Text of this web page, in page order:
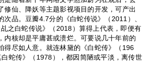
修仙、降妖等主题影视项目的开发，可产出
次品。豆瓣4.7分的《白蛇传说》（2011）、
之白蛇传说》（2018）算得上代表，即便有
内核却是平庸甚或溃烂。可要说几十年前的
得尽如人意。就连林黛的《白蛇传》（196
蛇传》（1978），都因简陋或平淡，离传世